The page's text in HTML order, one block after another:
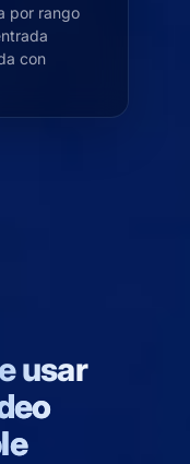
por rango
con
usar